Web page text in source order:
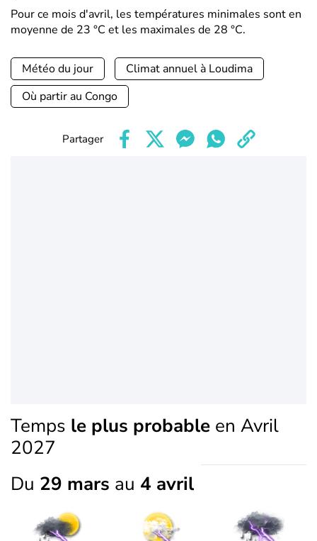
Pour ce mois d'avril, les températures minimales sont en
moyenne de 23 °C et les maximales de 28 °C.
Météo du jour
Climat annuel à Loudima
Où partir au Congo
Partager
Temps le plus probable en Avril
2027
Du 29 mars au 4 avril